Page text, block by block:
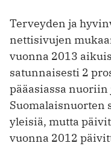
Terveyden ja
nettisivujen
vuonna 2013
satunnaisesti 2
pääasiassa
Suomalaisnuorten
yleisiä, mutta
vuonna 2012